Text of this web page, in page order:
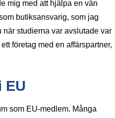
mig med att hjälpa en vän
butiksansvarig, som jag
studierna var avslutade var
företag med en affärspartner,
EU
som EU-medlem. Många